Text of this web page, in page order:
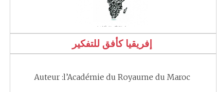
إفريقيا كأفق للتفكير
Auteur :l’Académie du Royaume du Maroc